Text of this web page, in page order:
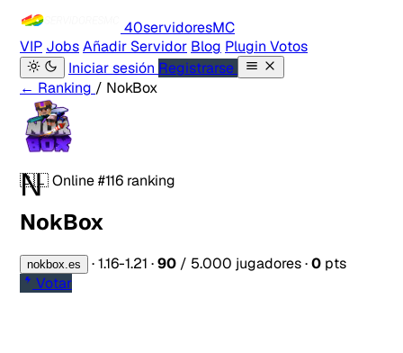
40servidoresMC
VIP JobsAñadir Servidor Blog Plugin Votos
Iniciar sesión Registrarse
← Ranking / NokBox
N
🇨🇱Online#116 ranking
NokBox
nokbox.es ·1.16-1.21 ·90 / 5.000 jugadores·0 pts
Votar